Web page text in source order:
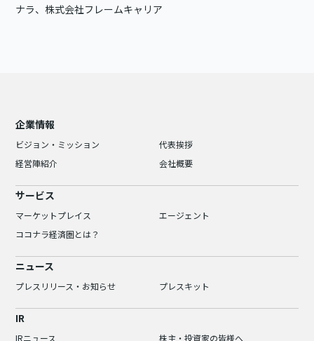
ナラ、株式会社フレームキャリア
企業情報
ビジョン・ミッション
代表挨拶
経営陣紹介
会社概要
サービス
マーケットプレイス
エージェント
ココナラ経済圏とは？
ニュース
プレスリリース・お知らせ プレスキット
IR
IRニュース 株主・投資家の皆様へ